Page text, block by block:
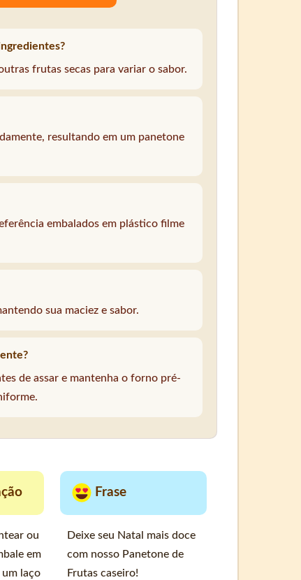
frutas secas para variar o sabor.
resultando em um panetone
embalados em plástico filme
sua maciez e sabor.
de assar e mantenha o forno pré-
ou
em
laço
Frase
Deixe seu Natal mais doce
com nosso Panetone de
Frutas caseiro!